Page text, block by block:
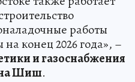
работы
конец 2026 года», –
и газоснабжения
Шиш.